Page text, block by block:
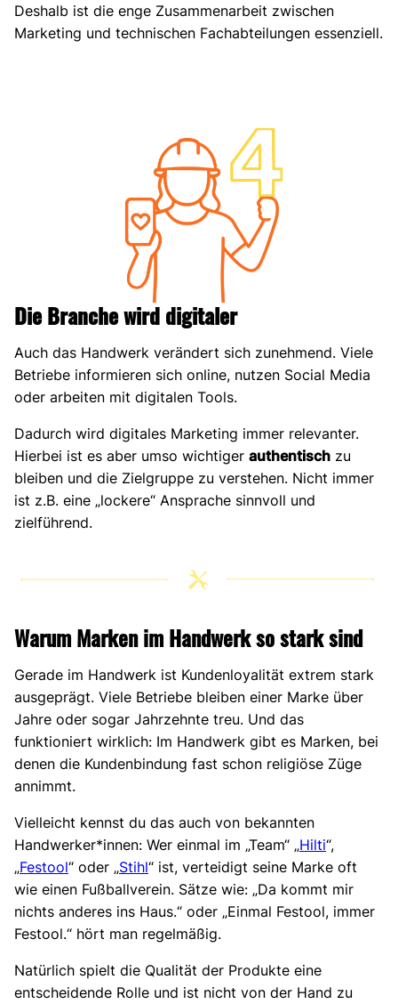
Deshalb ist die enge Zusammenarbeit zwischen
Marketing und technischen Fachabteilungen essenziell.
Die Branche wird digitaler
Auch das Handwerk verändert sich zunehmend. Viele
Betriebe informieren sich online, nutzen Social Media
oder arbeiten mit digitalen Tools.
Dadurch wird digitales Marketing immer relevanter.
Hierbei ist es aber umso wichtiger authentisch zu
bleiben und die Zielgruppe zu verstehen. Nicht immer
ist z.B. eine „lockere“ Ansprache sinnvoll und
zielführend.
Warum Marken im Handwerk so stark sind
Gerade im Handwerk ist Kundenloyalität extrem stark
ausgeprägt. Viele Betriebe bleiben einer Marke über
Jahre oder sogar Jahrzehnte treu. Und das
funktioniert wirklich: Im Handwerk gibt es Marken, bei
denen die Kundenbindung fast schon religiöse Züge
annimmt.
Vielleicht kennst du das auch von bekannten
Handwerker*innen: Wer einmal im „Team“ „Hilti“,
„Festool“ oder „Stihl“ ist, verteidigt seine Marke oft
wie einen Fußballverein. Sätze wie: „Da kommt mir
nichts anderes ins Haus.“ oder „Einmal Festool, immer
Festool.“ hört man regelmäßig.
Natürlich spielt die Qualität der Produkte eine
entscheidende Rolle und ist nicht von der Hand zu